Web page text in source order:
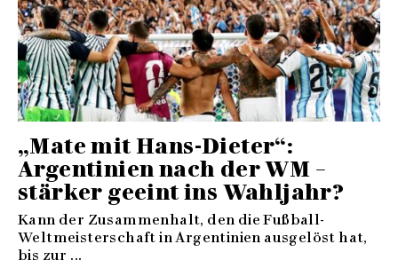
„Mate mit Hans-Dieter“:
Argentinien nach der WM –
stärker geeint ins Wahljahr?
Kann der Zusammenhalt, den die Fußball-
Weltmeisterschaft in Argentinien ausgelöst hat,
bis zur ...